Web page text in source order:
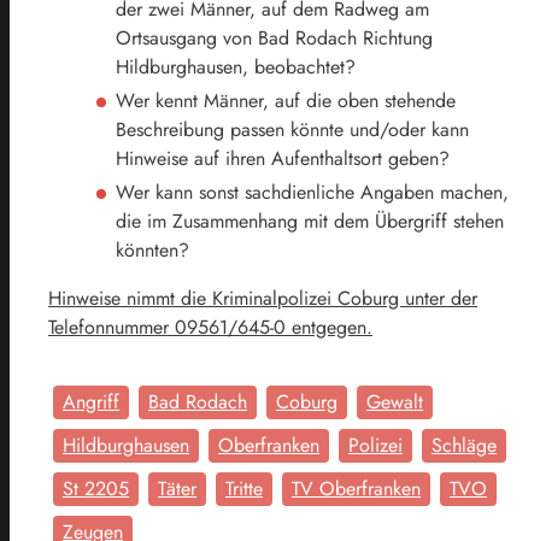
der zwei Männer, auf dem Radweg am
Ortsausgang von Bad Rodach Richtung
Hildburghausen, beobachtet?
Wer kennt Männer, auf die oben stehende
Beschreibung passen könnte und/oder kann
Hinweise auf ihren Aufenthaltsort geben?
Wer kann sonst sachdienliche Angaben machen,
die im Zusammenhang mit dem Übergriff stehen
könnten?
Hinweise nimmt die Kriminalpolizei Coburg unter der
Telefonnummer 09561/645-0 entgegen.
Angriff Bad Rodach Coburg
Gewalt
Hildburghausen
Oberfranken Polizei
Schläge
St 2205
Täter Tritte TV Oberfranken
TVO
Zeugen